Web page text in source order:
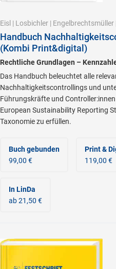
Eisl | Losbichler | Engelbrechtsmüller
Handbuch
(Kombi Print&digital)
Rechtliche Grundlagen –
Das Handbuch beleuchtet alle
Nachhaltigkeitscontrollings und
Führungskräfte und
European Sustainability Reporting
Taxonomie zu erfüllen.
Buch gebunden
99,00 €
Print &
119,00 €
In LinDa
ab 21,50 €